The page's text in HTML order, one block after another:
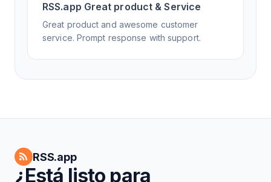
RSS.app Great product & Service
Great product and awesome customer
service. Prompt response with support.
RSS.app
¿Está listo para